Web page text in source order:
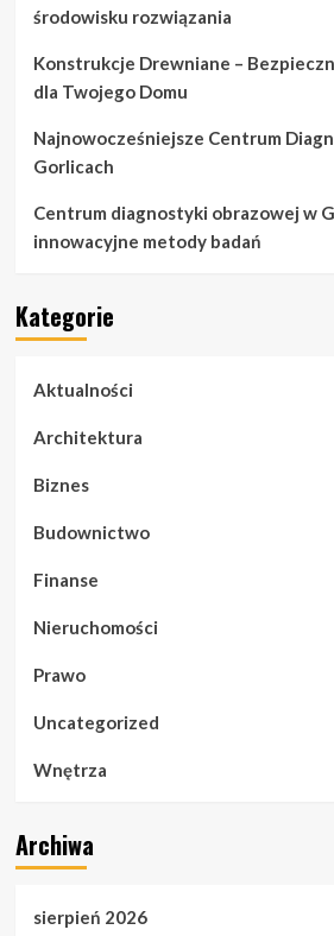
środowisku rozwiązania
Konstrukcje Drewniane –
dla Twojego Domu
Najnowocześniejsze Centrum
Gorlicach
Centrum diagnostyki obrazowej w
innowacyjne metody badań
Kategorie
Aktualności
Architektura
Biznes
Budownictwo
Finanse
Nieruchomości
Prawo
Uncategorized
Wnętrza
Archiwa
sierpień 2026